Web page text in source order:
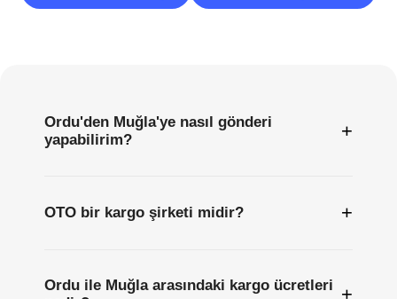
Ordu'den Muğla'ye nasıl gönderi
yapabilirim?
+
OTO bir kargo şirketi midir? +
Ordu ile Muğla arasındaki kargo ücretleri +